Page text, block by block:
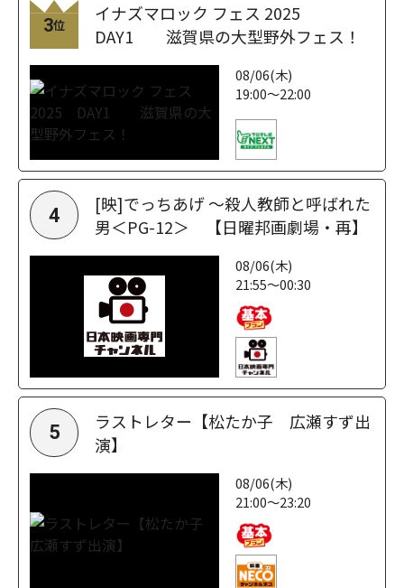
3位
イナズマロック フェス 2025
DAY1 滋賀県の大型野外フェス！
08/06(木)
19:00～22:00
4
[映]でっちあげ ～殺人教師と呼ばれた
男＜PG-12＞ 【日曜邦画劇場・再】
08/06(木)
21:55～00:30
5
ラストレター【松たか子 広瀬すず出
演】
08/06(木)
21:00～23:20